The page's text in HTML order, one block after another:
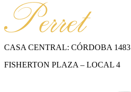
CASA CENTRAL: CÓRDOBA 1483
FISHERTON PLAZA – LOCAL 4